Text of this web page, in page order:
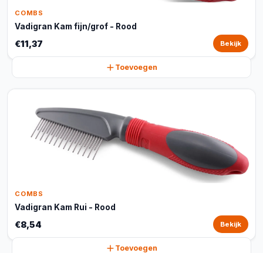
COMBS
Vadigran Kam fijn/grof - Rood
€11,37 Bekijk
Toevoegen
COMBS
Vadigran Kam Rui - Rood
€8,54 Bekijk
Toevoegen